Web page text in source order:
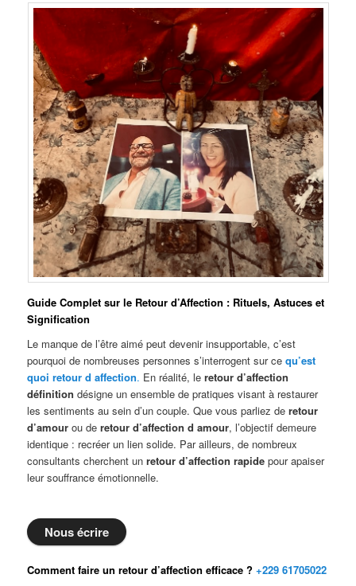
Guide Complet sur le Retour d’Affection : Rituels, Astuces et
Signification
Le manque de l’être aimé peut devenir insupportable, c’est
pourquoi de nombreuses personnes s’interrogent sur cequ’est
quoi retour d affection. En réalité, leretour d’affection
définition désigne un ensemble de pratiques visant à restaurer
les sentiments au sein d’un couple. Que vous parliez deretour
d’amour ou deretour d’affection d amour, l’objectif demeure
identique : recréer un lien solide. Par ailleurs, de nombreux
consultants cherchent unretour d’affection rapide pour apaiser
leur souffrance émotionnelle.
Nous écrire
Comment faire un retour d’affection efficace ?+229 61705022